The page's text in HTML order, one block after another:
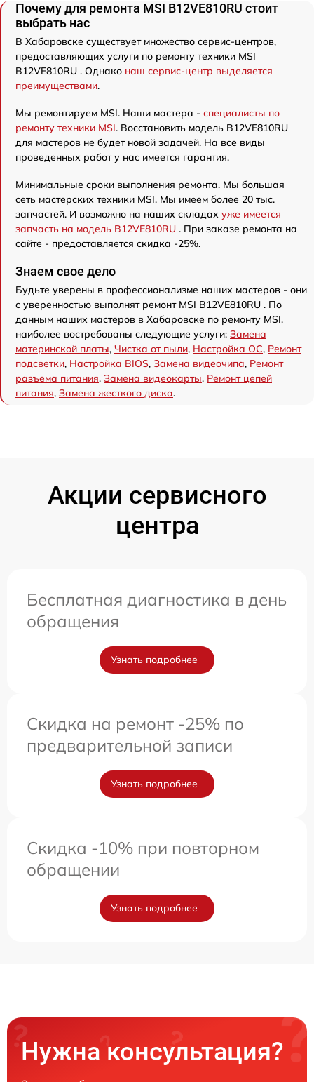
Почему для ремонта MSI B12VE810RU стоит
выбрать нас
В Хабаровске существует множество сервис-центров,
предоставляющих услуги по ремонту техники MSI
B12VE810RU . Однако наш сервис-центр выделяется
преимуществами.
Мы ремонтируем MSI. Наши мастера - специалисты по
ремонту техники MSI. Восстановить модель B12VE810RU
для мастеров не будет новой задачей. На все виды
проведенных работ у нас имеется гарантия.
Минимальные сроки выполнения ремонта. Мы большая
сеть мастерских техники MSI. Мы имеем более 20 тыс.
запчастей. И возможно на наших складах уже имеется
запчасть на модель B12VE810RU . При заказе ремонта на
сайте - предоставляется скидка -25%.
Знаем свое дело
Будьте уверены в профессионализме наших мастеров - они
с уверенностью выполнят ремонт MSI B12VE810RU . По
данным наших мастеров в Хабаровске по ремонту MSI,
наиболее востребованы следующие услуги: Замена
материнской платы, Чистка от пыли, Настройка ОС, Ремонт
подсветки, Настройка BIOS, Замена видеочипа, Ремонт
разъема питания, Замена видеокарты, Ремонт цепей
питания, Замена жесткого диска.
Акции сервисного
центра
Бесплатная диагностика в день
обращения
Узнать подробнее
Скидка на ремонт -25% по
предварительной записи
Узнать подробнее
Скидка -10% при повторном
обращении
Узнать подробнее
Нужна консультация?